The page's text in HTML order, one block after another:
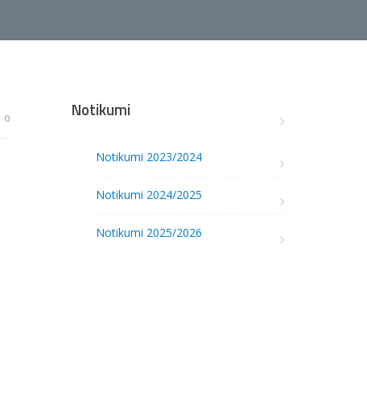
0 Notikumi
Notikumi 2023/2024
Notikumi 2024/2025
Notikumi 2025/2026